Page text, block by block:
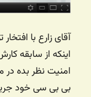
آقای زارع با
اینکه از سابقه
امنیت نظر بده در
بی بی سی خود